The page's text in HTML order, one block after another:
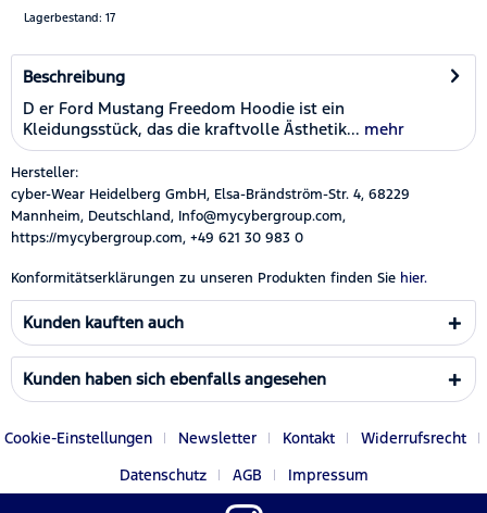
Lagerbestand: 17
Beschreibung
D er Ford Mustang Freedom Hoodie ist ein
Kleidungsstück, das die kraftvolle Ästhetik... mehr
Hersteller:
cyber-Wear Heidelberg GmbH, Elsa-Brändström-Str. 4, 68229
Mannheim, Deutschland, Info@mycybergroup.com,
https://mycybergroup.com, +49 621 30 983 0
Konformitätserklärungen zu unseren Produkten finden Sie hier.
Kunden kauften auch
Kunden haben sich ebenfalls angesehen
Cookie-Einstellungen Newsletter Kontakt
Widerrufsrecht
Datenschutz
AGB Impressum